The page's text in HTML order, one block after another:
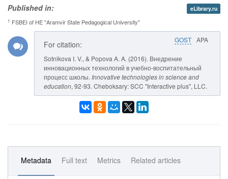
Published in:
eLibrary.ru
1 FSBEI of HE "Aramvir State Pedagogical University"
GOST APA
For citation:
Sotnikova I. V., & Popova A. A. (2016). Внедрение
инновационных технологий в учебно-воспитательный
процесс школы. Innovative technologies in science and
education, 92-93. Cheboksary: SCC "Interactive plus", LLC.
Metadata Full text Metrics Related articles